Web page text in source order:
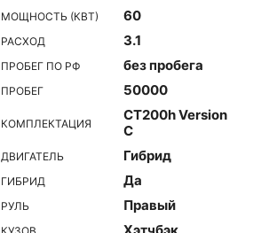
МОЩНОСТЬ (КВТ) 60
РАСХОД 3.1
ПРОБЕГ ПО РФ без пробега
ПРОБЕГ 50000
КОМПЛЕКТАЦИЯ
CT200h Version
C
ДВИГАТЕЛЬ Гибрид
ГИБРИД Да
РУЛЬ Правый
КУЗОВ